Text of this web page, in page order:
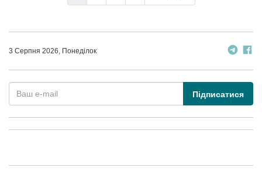
3 Серпня 2026, Понеділок
Підписатися